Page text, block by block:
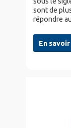
sont de
répondre
En